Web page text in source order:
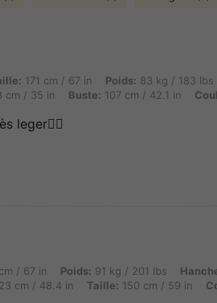
cm / 67 in, Poids: 83 kg / 183 lbs, Forme du
171 cm / 67 in Poids: 83 kg / 183 lbs
cm / 35 in Buste: 107 cm / 42.1 in
leger👍🏻
Poids: 91 kg / 201 lbs, Hanches: 137 cm /
/ 67 in Poids: 91 kg / 201 lbs
cm / 48.4 in Taille: 150 cm / 59 in